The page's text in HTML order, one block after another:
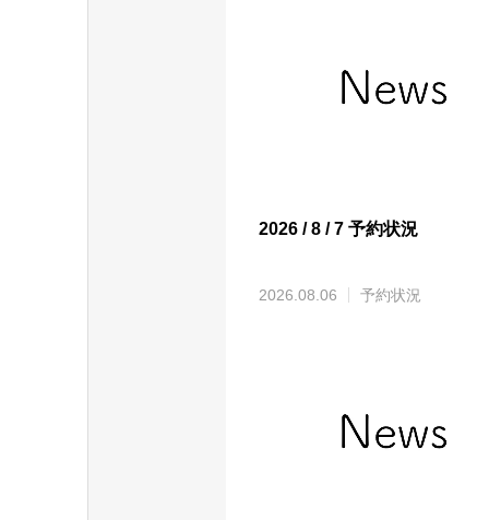
2026 / 8 / 7 予約状況
2026.08.06 予約状況